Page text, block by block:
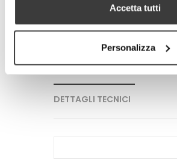
Accetta tutti
Personalizza
Share
Google+
Pinterest
PIU' INFORMAZIONI
DETTAGLI TECNICI